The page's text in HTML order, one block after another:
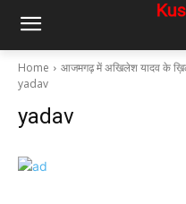
Home
आजमगढ़ में अखिलेश यादव के
yadav
yadav